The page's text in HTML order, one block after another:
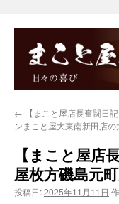
← 【まこと屋店長奮闘日
ンまこと屋大東南新田店の
【まこと屋店
屋枚方磯島元
投稿日:2025年11月11日